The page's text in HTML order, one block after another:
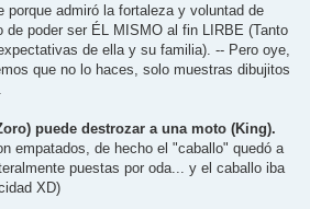
porque admiró la fortaleza y voluntad de
de poder ser ÉL MISMO al fin LIRBE (Tanto
de ella y su familia). -- Pero oye,
que no lo haces, solo muestras dibujitos
puede destrozar a una moto (King).
empatados, de hecho el "caballo" quedó a
puestas por oda... y el caballo iba
XD)